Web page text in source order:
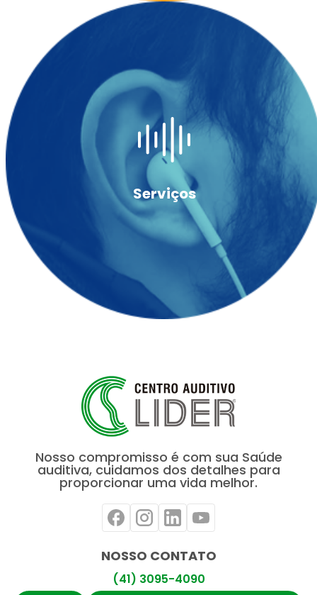
Serviços
Nosso compromisso é com sua Saúde
auditiva, cuidamos dos detalhes para
proporcionar uma vida melhor.
NOSSO CONTATO
(41) 3095-4090